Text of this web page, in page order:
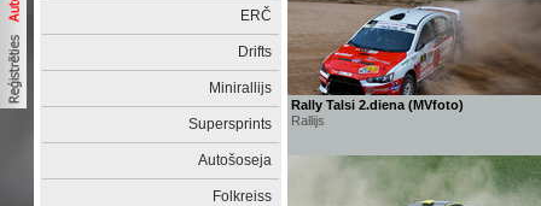
ERČ
Drifts
Minirallijs
Supersprints
Autošoseja
Folkreiss
Rally Talsi 2.diena (MVfoto)
Rallijs